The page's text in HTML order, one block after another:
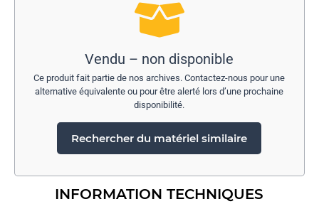
Vendu – non disponible
Ce produit fait partie de nos archives. Contactez-nous pour une
alternative équivalente ou pour être alerté lors d’une prochaine
disponibilité.
Rechercher du matériel similaire
INFORMATION TECHNIQUES